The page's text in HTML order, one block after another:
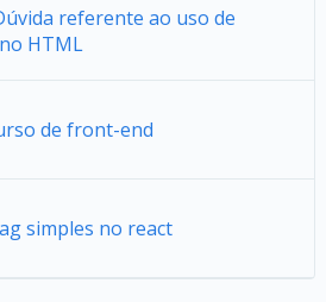
referente ao uso de
HTML
de front-end
simples no react